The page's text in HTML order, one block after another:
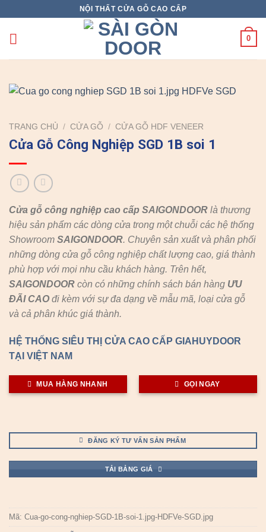
content
NỘI THẤT CỬA GỖ CAO CẤP
0
TRANG CHỦ / CỬA GỖ / CỬA GỖ HDF VENEER
Cửa Gỗ Công Nghiệp SGD 1B soi 1
Cửa gỗ công nghiệp cao cấp SAIGONDOOR là thương
hiệu sản phẩm các dòng cửa trong một chuỗi các hệ thống
Showroom SAIGONDOOR. Chuyên sản xuất và phân phối
những dòng cửa gỗ công nghiệp chất lượng cao, giá thành
phù hợp với mọi nhu cầu khách hàng. Trên hết,
SAIGONDOOR còn có những chính sách bán hàng ƯU
ĐÃI CAO đi kèm với sự đa dạng về mẫu mã, loại cửa gỗ
và cả phân khúc giá thành.
HỆ THỐNG SIÊU THỊ CỬA CAO CẤP GIAHUYDOOR
TẠI VIỆT NAM
MUA HÀNG NHANH GỌI NGAY
ĐĂNG KÝ TƯ VẤN SẢN PHẨM
TẢI BẢNG GIÁ
Mã: Cua-go-cong-nghiep-SGD-1B-soi-1.jpg-HDFVe-SGD.jpg